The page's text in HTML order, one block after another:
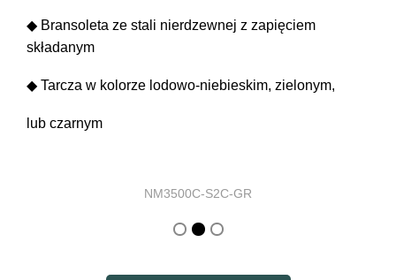
◆ Bransoleta ze stali nierdzewnej z zapięciem
składanym
◆ Tarcza w kolorze lodowo-niebieskim, zielonym,
lub czarnym
NM3500C-S2C-GR